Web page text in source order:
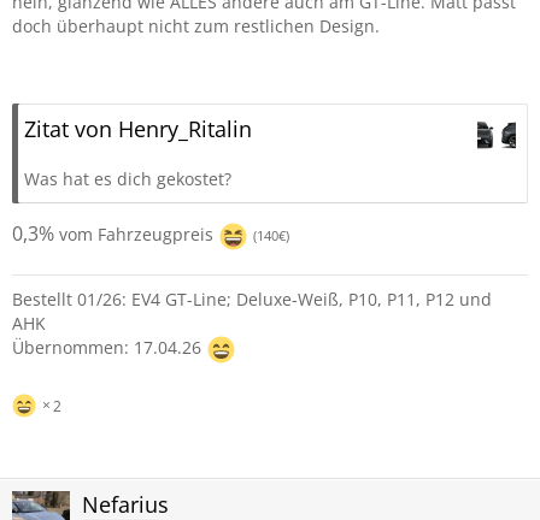
doch überhaupt nicht zum restlichen Design.
Zitat von Henry_Ritalin
Was hat es dich gekostet?
0,3% vom Fahrzeugpreis (140€)
Bestellt 01/26: EV4 GT-Line; Deluxe-Weiß, P10, P11, P12 und
AHK
Übernommen: 17.04.26
2
Nefarius